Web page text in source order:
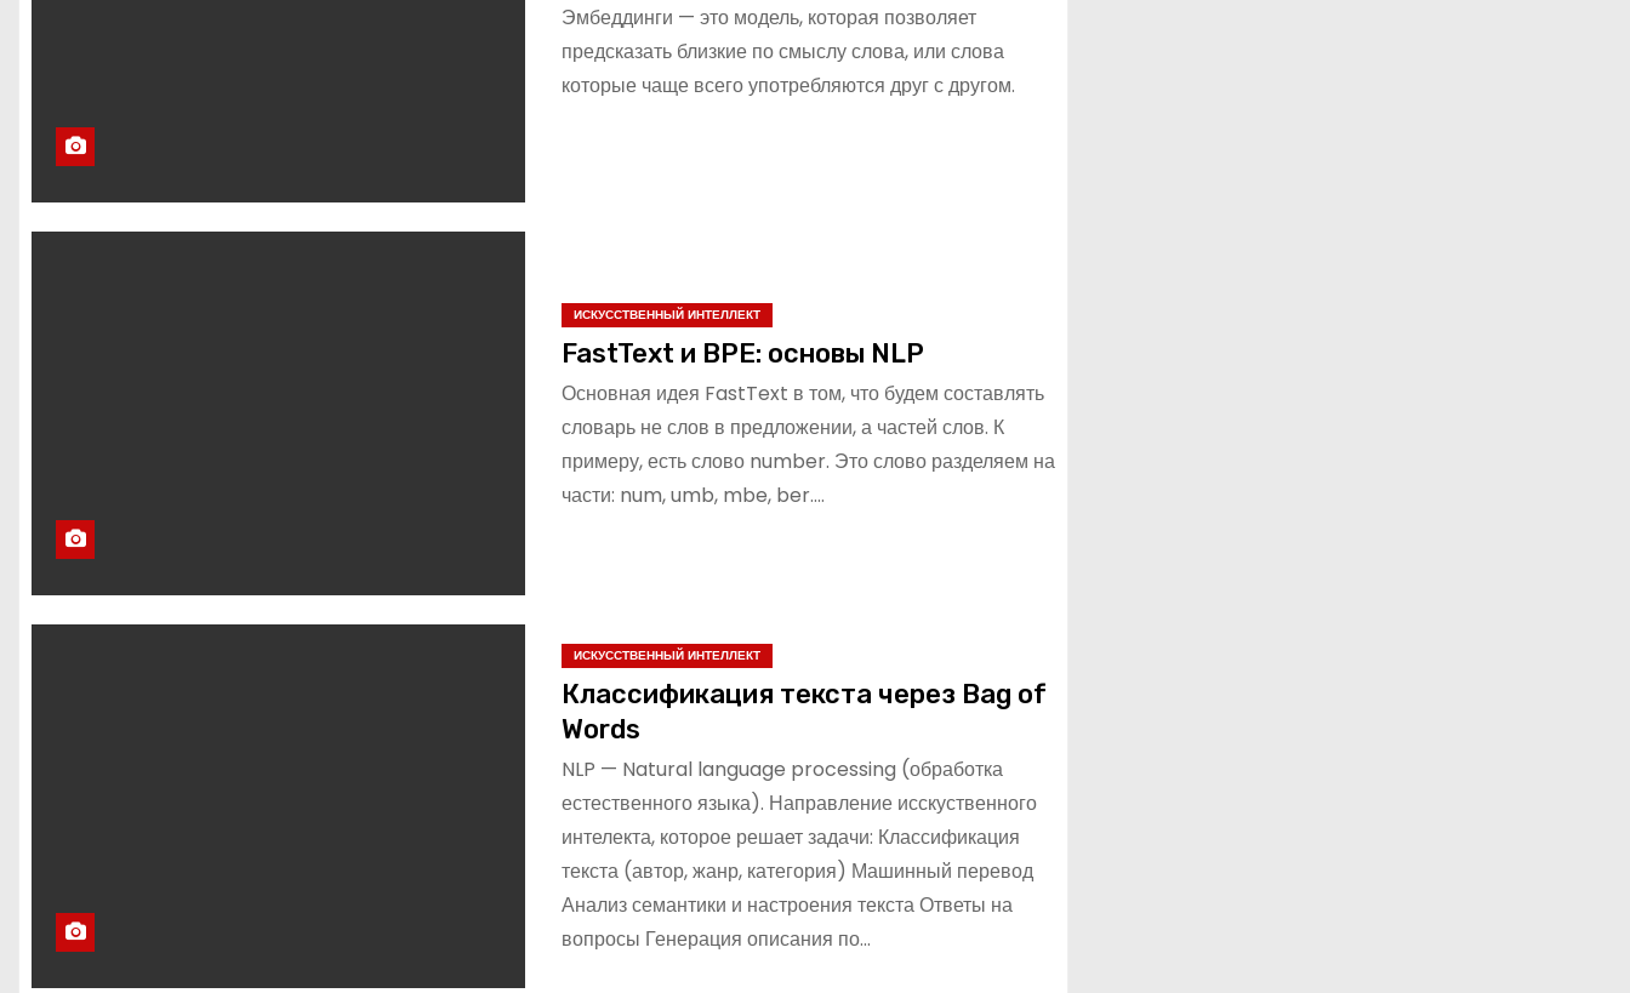
Эмбеддинги — это модель, которая позволяет
предсказать близкие по смыслу слова, или слова
которые чаще всего употребляются друг с другом.
ИСКУССТВЕННЫЙ ИНТЕЛЛЕКТ
FastText и BPE: основы NLP
Основная идея FastText в том, что будем составлять
словарь не слов в предложении, а частей слов. К
примеру, есть слово number. Это слово разделяем на
части: num, umb, mbe, ber.…
ИСКУССТВЕННЫЙ ИНТЕЛЛЕКТ
Классификация текста через Bag of
Words
NLP — Natural language processing (обработка
естественного языка). Направление исскуственного
интелекта, которое решает задачи: Классификация
текста (автор, жанр, категория) Машинный перевод
Анализ семантики и настроения текста Ответы на
вопросы Генерация описания по…